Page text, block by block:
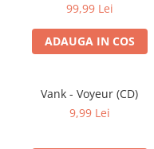
99,99 Lei
ADAUGA IN COS
Vank - Voyeur (CD)
9,99 Lei